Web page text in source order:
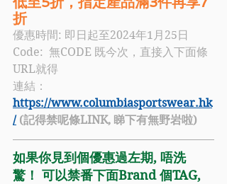
折
優惠時間: 即日起至2024年1月25日
Code: 無CODE 既今次，直接入下面條
URL就得
連結：
https://www.columbiasportswear.hk
/ (記得禁呢條LINK, 睇下有無野岩啦)
如果你見到個優惠過左期, 唔洗
驚！ 可以禁番下面Brand 個TAG,